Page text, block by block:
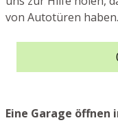
von Autotüren haben.
Eine Garage öffnen